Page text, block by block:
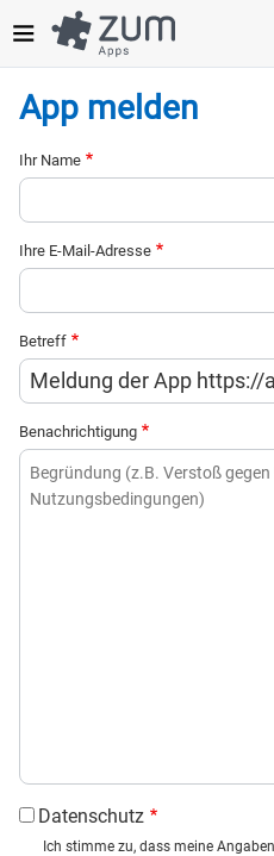
zum
Inhalt
App melden
Ihr Name
Ihre E-Mail-Adresse
Betreff
Benachrichtigung
Datenschutz
Ich stimme zu, dass meine